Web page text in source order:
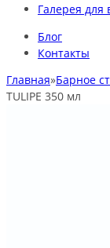
Галерея для
Блог
Контакты
Главная»Барное
TULIPE 350 мл